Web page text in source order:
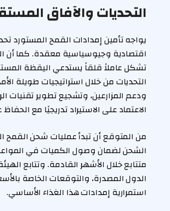
التحديات والآفاق
يواجه تأمين إمدادات القمح المستورد
اقتصادية وجيوسياسية معقدة. كما أن
تشكل عاملاً قلقاً يستدعي اليقظة
التحديات من خلال استراتيجيات طويلة
ودعم المزارعين، وتشجيع تطوير تقنيات
الاعتماد على الاستيراد تدريجيًا مع
من المتوقع أن تبدأ عمليات شحن
الشحن لضمان وصول الكميات في
متتابع خلال الأشهر القادمة. وتتابع
الدول المصدرة، والتوقعات الخاصة
استمرارية إمدادات هذا الغذاء الأساسي.